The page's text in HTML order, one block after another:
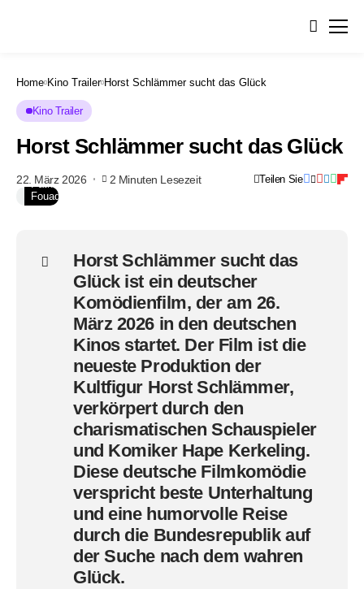
Home Kino Trailer Horst Schlämmer sucht das Glück
Kino Trailer
Horst Schlämmer sucht das Glück
22. März 2026 2 Minuten Lesezeit Teilen Sie
Essen
Leonine
Studios
Essen
19.03.2026
Patric
Fouad
Horst Schlämmer sucht das
Glückist ein deutscher
Komödienfilm, der am 26.
März 2026 in den deutschen
Kinos startet. Der Film ist die
neueste Produktion der
Kultfigur Horst Schlämmer,
verkörpert durch den
charismatischen Schauspieler
und Komiker Hape Kerkeling.
Diese deutsche Filmkomödie
verspricht beste Unterhaltung
und eine humorvolle Reise
durch die Bundesrepublik auf
der Suche nach dem wahren
Glück.